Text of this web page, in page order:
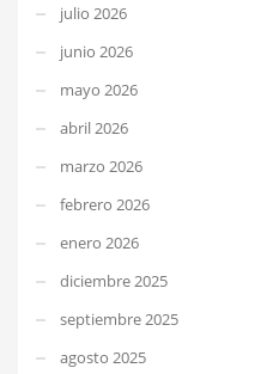
julio 2026
junio 2026
mayo 2026
abril 2026
marzo 2026
febrero 2026
enero 2026
diciembre 2025
septiembre 2025
agosto 2025